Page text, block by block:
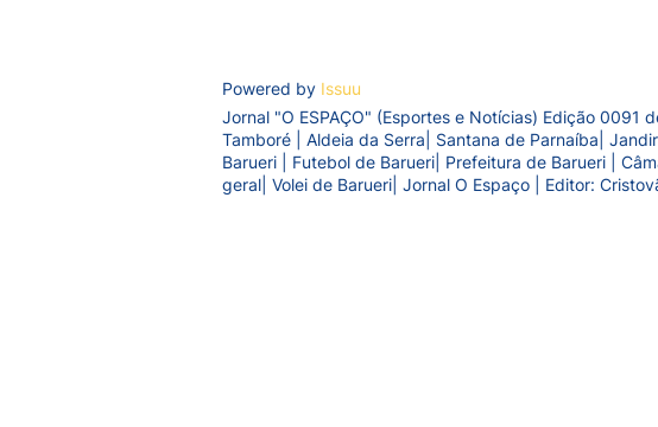
Powered by Issuu
Jornal "O ESPAÇO" (Esportes e Notícias) Edição 0091
Tamboré | Aldeia da Serra| Santana de Parnaíba|
Barueri | Futebol de Barueri| Prefeitura de Barueri |
geral| Volei de Barueri| Jornal O Espaço | Editor: